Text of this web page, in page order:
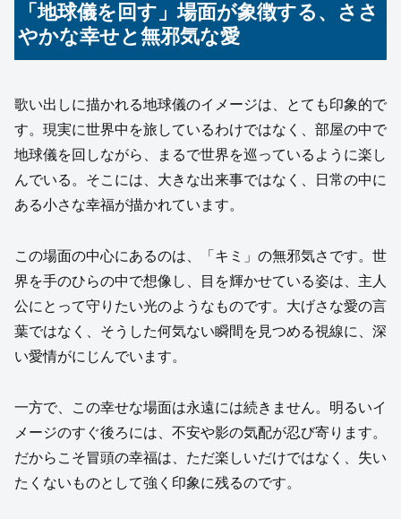
「地球儀を回す」場面が象徴する、ささ
やかな幸せと無邪気な愛
歌い出しに描かれる地球儀のイメージは、とても印象的で
す。現実に世界中を旅しているわけではなく、部屋の中で
地球儀を回しながら、まるで世界を巡っているように楽し
んでいる。そこには、大きな出来事ではなく、日常の中に
ある小さな幸福が描かれています。
この場面の中心にあるのは、「キミ」の無邪気さです。世
界を手のひらの中で想像し、目を輝かせている姿は、主人
公にとって守りたい光のようなものです。大げさな愛の言
葉ではなく、そうした何気ない瞬間を見つめる視線に、深
い愛情がにじんでいます。
一方で、この幸せな場面は永遠には続きません。明るいイ
メージのすぐ後ろには、不安や影の気配が忍び寄ります。
だからこそ冒頭の幸福は、ただ楽しいだけではなく、失い
たくないものとして強く印象に残るのです。